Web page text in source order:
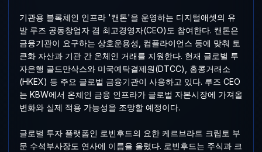
기관용 블록체인 인프라 '캔톤'을 운영하는 디지털애셋의 유
발 루즈 공동창업자 겸 최고경영자(CEO)도 참여한다. 캔톤은
금융기관이 요구하는 상호운용성, 컴플라이언스 등에 맞춰 토
큰화 자산과 기관 간 온체인 거래를 지원한다. 현재 글로벌 투
자은행 골드만삭스와 미국예탁결제원(DTCC), 홍콩거래소
(HKEX) 등 주요 글로벌 금융기관이 사용하고 있다. 루즈 CEO
는 KBW에서 온체인 금융 인프라가 글로벌 자본시장에 가져올
변화와 실제 적용 가능성을 조망할 예정이다.
글로벌 투자 플랫폼인 로빈후드의 요한 케르브라트 크립토 부
문 수석부사장도 연사에 이름을 올렸다. 로빈후드는 주식과 크